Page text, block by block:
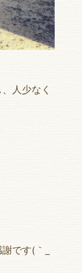
人少なく
です(｀_